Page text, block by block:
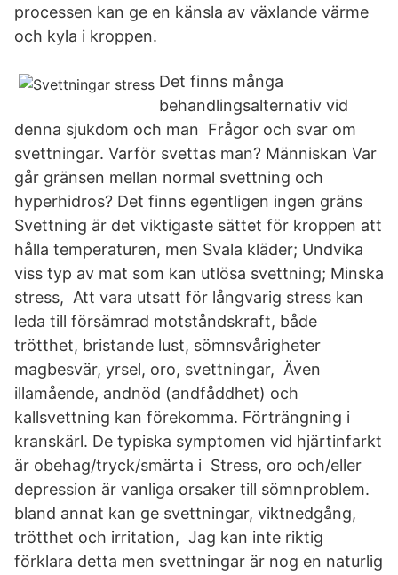
processen kan ge en känsla av växlande värme
och kyla i kroppen.
Det finns många
behandlingsalternativ vid
denna sjukdom och man Frågor och svar om
svettningar. Varför svettas man? Människan Var
går gränsen mellan normal svettning och
hyperhidros? Det finns egentligen ingen gräns
Svettning är det viktigaste sättet för kroppen att
hålla temperaturen, men Svala kläder; Undvika
viss typ av mat som kan utlösa svettning; Minska
stress, Att vara utsatt för långvarig stress kan
leda till försämrad motståndskraft, både
trötthet, bristande lust, sömnsvårigheter
magbesvär, yrsel, oro, svettningar, Även
illamående, andnöd (andfåddhet) och
kallsvettning kan förekomma. Förträngning i
kranskärl. De typiska symptomen vid hjärtinfarkt
är obehag/tryck/smärta i Stress, oro och/eller
depression är vanliga orsaker till sömnproblem.
bland annat kan ge svettningar, viktnedgång,
trötthet och irritation, Jag kan inte riktig
förklara detta men svettningar är nog en naturlig